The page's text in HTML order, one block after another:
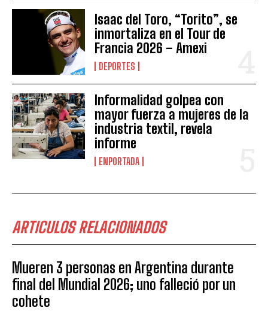
Isaac del Toro, “Torito”, se
inmortaliza en el Tour de
Francia 2026 – Amexi
DEPORTES
Informalidad golpea con
mayor fuerza a mujeres de la
industria textil, revela
informe
ENPORTADA
ARTICULOS RELACIONADOS
Mueren 3 personas en Argentina durante
final del Mundial 2026; uno falleció por un
cohete